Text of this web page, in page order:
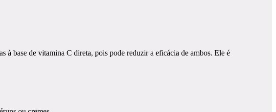
base de vitamina C direta, pois pode reduzir a eficácia de ambos. Ele é